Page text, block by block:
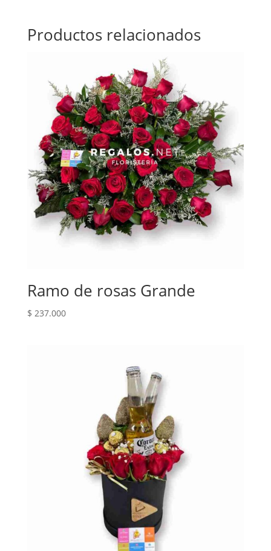
Productos relacionados
Ramo de rosas Grande
$ 237.000